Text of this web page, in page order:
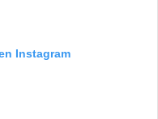
Instagram